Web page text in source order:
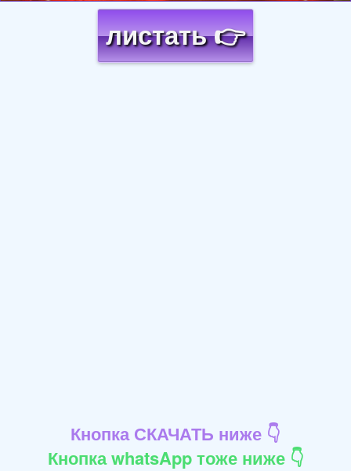
листать 👉
Кнопка СКАЧАТЬ ниже 👇
Кнопка whatsApp тоже ниже 👇